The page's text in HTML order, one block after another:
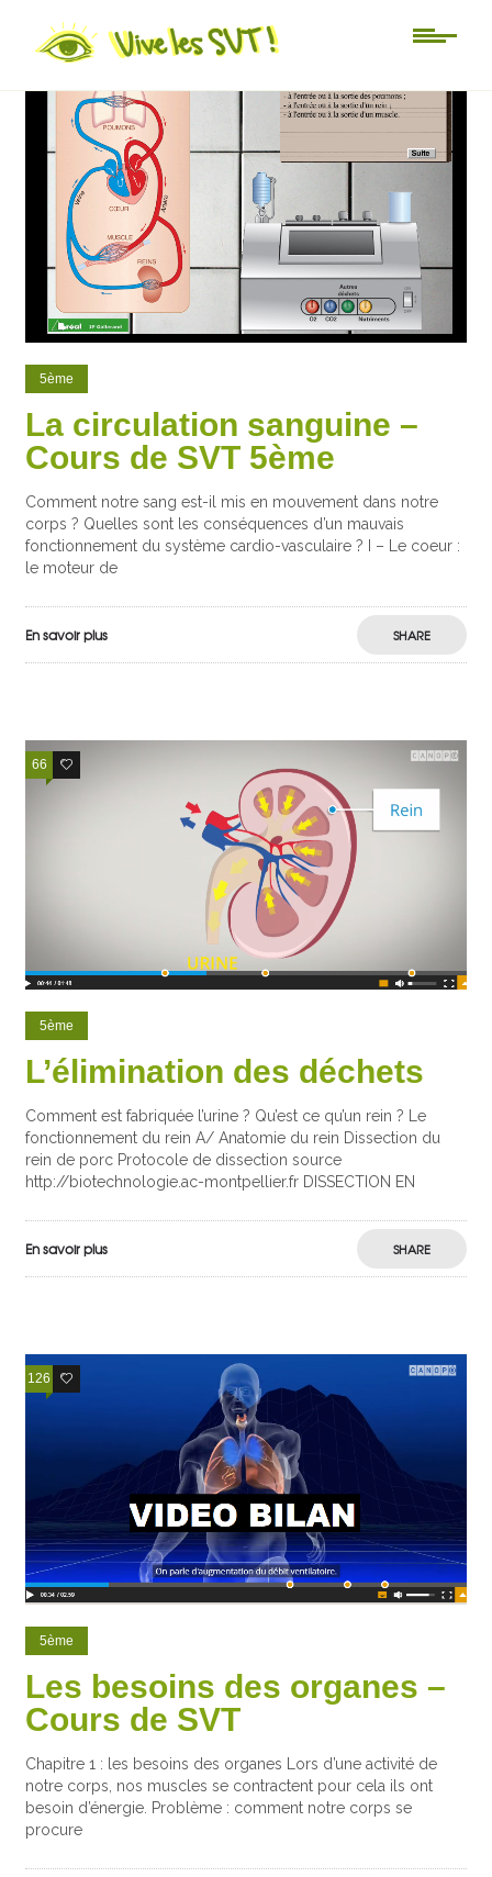
5ème
La circulation sanguine –
Cours de SVT 5ème
Comment notre sang est-il mis en mouvement dans notre
corps ? Quelles sont les conséquences d’un mauvais
fonctionnement du système cardio-vasculaire ? I – Le coeur :
le moteur de
En savoir plus SHARE
66 18
5ème
L’élimination des déchets
Comment est fabriquée l’urine ? Qu’est ce qu’un rein ? Le
fonctionnement du rein A/ Anatomie du rein Dissection du
rein de porc Protocole de dissection source
http://biotechnologie.ac-montpellier.fr DISSECTION EN
En savoir plus SHARE
126 47
5ème
Les besoins des organes –
Cours de SVT
Chapitre 1 : les besoins des organes Lors d’une activité de
notre corps, nos muscles se contractent pour cela ils ont
besoin d’énergie. Problème : comment notre corps se
procure